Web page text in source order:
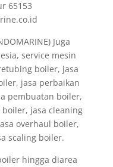
65153
Juga
service mesin
boiler, jasa
jasa perbaikan
pembuatan boiler,
jasa cleaning
overhaul boiler,
scaling boiler.
hingga diarea